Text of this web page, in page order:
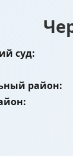
суд:
район: